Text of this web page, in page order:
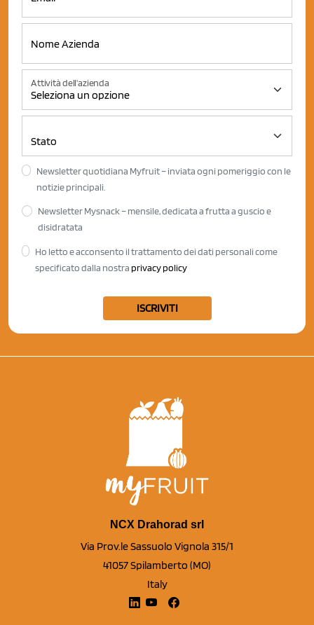
Attività dell'azienda
Newsletter quotidiana Myfruit – inviata ogni pomeriggio con le
notizie principali.
Newsletter Mysnack – mensile, dedicata a frutta a guscio e
disidratata
Ho letto e acconsento il trattamento dei dati personali come
specificato dalla nostra privacy policy
ISCRIVITI
NCX Drahorad srl
Via Prov.le Sassuolo Vignola 315/1
41057 Spilamberto (MO)
Italy